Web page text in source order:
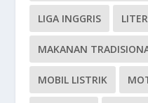
LIGA INGGRIS
MAKANAN
MOBIL LISTRIK